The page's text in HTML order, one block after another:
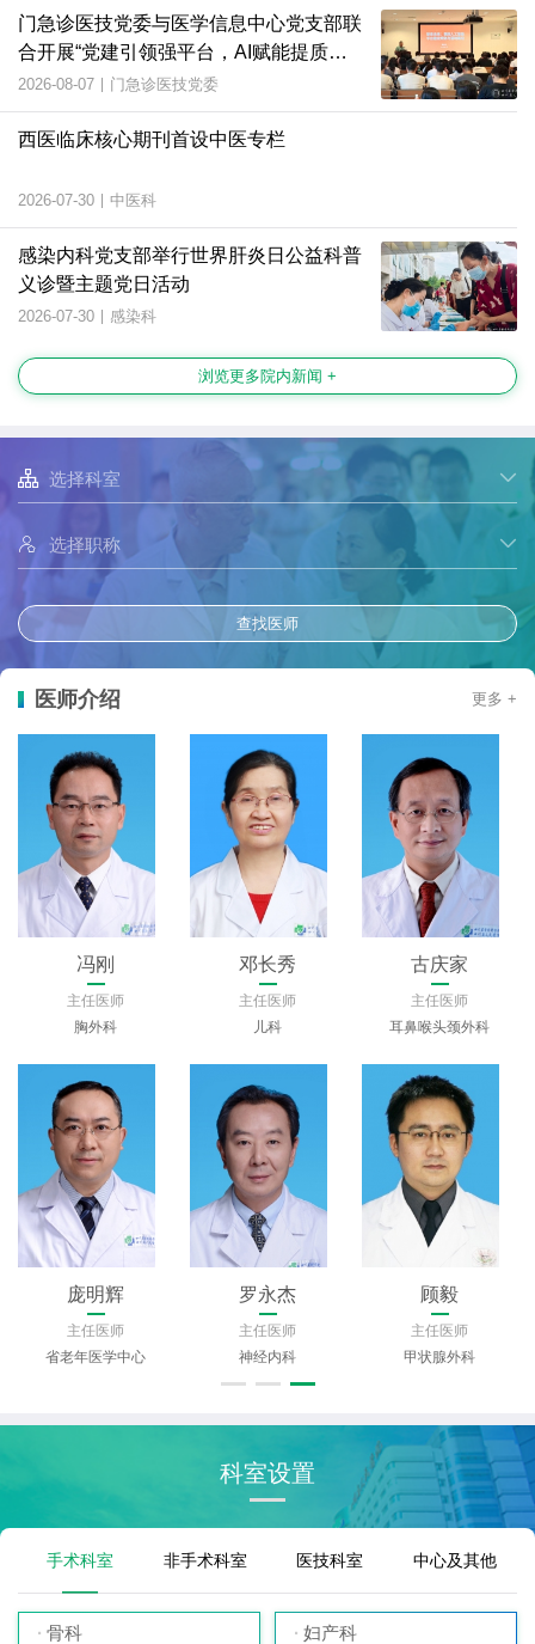
门急诊医技党委与医学信息中心党支部联
合开展“党建引领强平台，AI赋能提质
效”主题党日活动
2026-08-07 | 门急诊医技党委
西医临床核心期刊首设中医专栏
2026-07-30 | 中医科
感染内科党支部举行世界肝炎日公益科普
义诊暨主题党日活动
2026-07-30 | 感染科
浏览更多院内新闻 +


查找医师
医师介绍 更多 +
罗谦
主任医师
眼科
张勤修
主任医师
中医科
陈仿
主任医师
雷春涛
主任医师
眼科
曾义
主任医师
神经外科
陈旸
主任医师
心血管内科
科室设置
手术科室 非手术科室 医技科室 中心及其他
骨科 妇产科